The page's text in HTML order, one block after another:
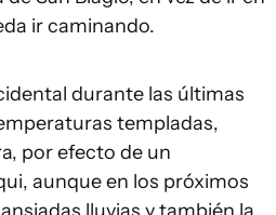
ir caminando.
durante las últimas
templadas,
por efecto de un
aunque en los próximos